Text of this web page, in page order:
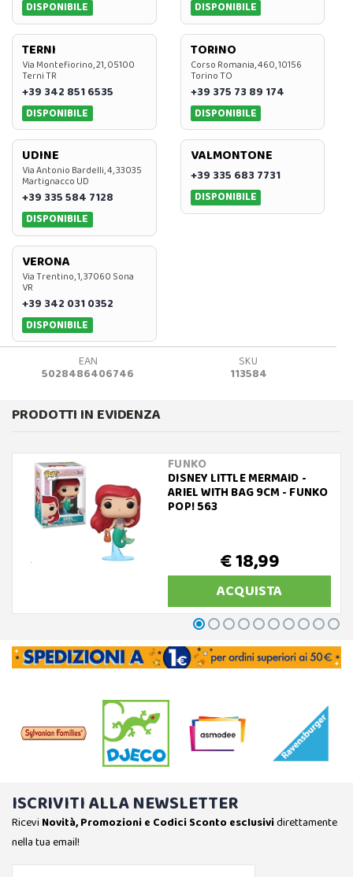
DISPONIBILE DISPONIBILE
TERNI
Via Montefiorino, 21, 05100
Terni TR
+39 342 851 6535
DISPONIBILE
TORINO
Corso Romania, 460, 10156
Torino TO
+39 375 73 89 174
DISPONIBILE
UDINE
Via Antonio Bardelli, 4, 33035
Martignacco UD
+39 335 584 7128
DISPONIBILE
VALMONTONE
+39 335 683 7731
DISPONIBILE
VERONA
Via Trentino, 1, 37060 Sona
VR
+39 342 031 0352
DISPONIBILE
EAN
5028486406746
SKU
113584
PRODOTTI IN EVIDENZA
FUNKO
DISNEY LITTLE MERMAID -
ARIEL WITH BAG 9CM - FUNKO
POP! 563
€ 18,99
ACQUISTA
ISCRIVITI ALLA NEWSLETTER
Ricevi Novità, Promozioni e Codici Sconto esclusividirettamente
nella tua email!